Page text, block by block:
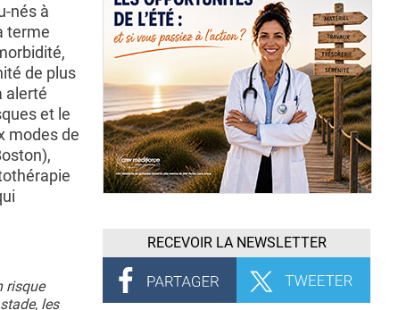
nés à
terme
de plus
alerté
et le
modes de
risque
les
RECEVOIR LA NEWSLETTER